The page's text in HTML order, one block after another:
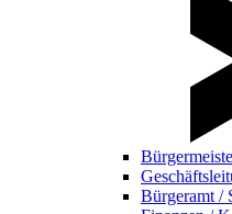
Bürgeramt /